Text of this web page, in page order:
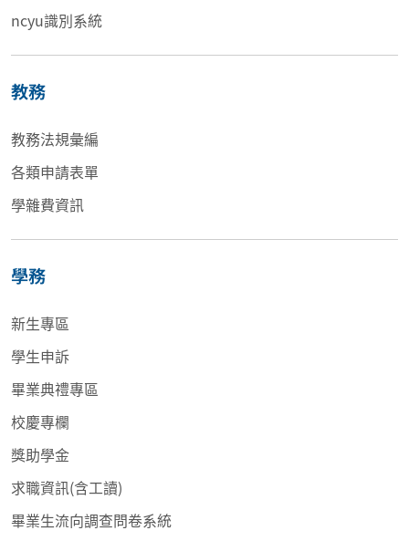
ncyu識別系統
教務
教務法規彙編
各類申請表單
學雜費資訊
學務
新生專區
學生申訴
畢業典禮專區
校慶專欄
獎助學金
求職資訊(含工讀)
畢業生流向調查問卷系統